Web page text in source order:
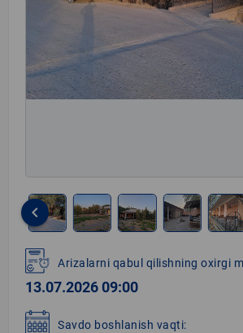
1
of
15
keyboard_arrow_left
Arizalarni qabul qilishning oxirgi
13.07.2026 09:00
Savdo boshlanish vaqti: